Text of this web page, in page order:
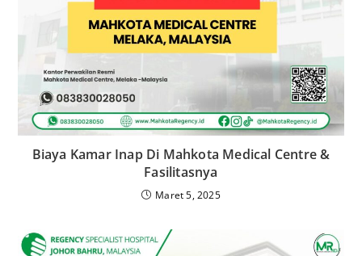
Biaya Kamar Inap Di Mahkota Medical Centre &
Fasilitasnya
Maret 5, 2025